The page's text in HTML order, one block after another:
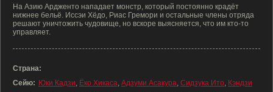
На Азию Ардженто нападает монстр, который постоянно крадёт
нижнее бельё. Иссэи Хёдо, Риас Гремори и остальные члены отряда
решают уничтожить чудовище, но вскоре выясняется, что им кто-то
управляет.
Страна:
Сейю: Юки Кадзи, Ёко Хикаса, Адзуми Асакура, Сидзука Ито, Кэндзи